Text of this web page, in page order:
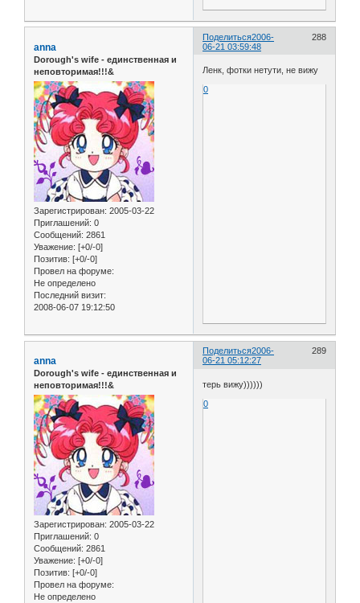
Поделиться 288
2006-
06-21 03:59:48
anna
Dorough's wife - единственная и
неповторимая!!!&
Зарегистрирован: 2005-03-22
Приглашений: 0
Сообщений: 2861
Уважение: [+0/-0]
Позитив: [+0/-0]
Провел на форуме:
Не определено
Последний визит:
2008-06-07 19:12:50
Ленк, фотки нетути, не вижу
0
Поделиться 289
2006-
06-21 05:12:27
anna
Dorough's wife - единственная и
неповторимая!!!&
Зарегистрирован: 2005-03-22
Приглашений: 0
Сообщений: 2861
Уважение: [+0/-0]
Позитив: [+0/-0]
Провел на форуме:
Не определено
терь вижу))))))
0